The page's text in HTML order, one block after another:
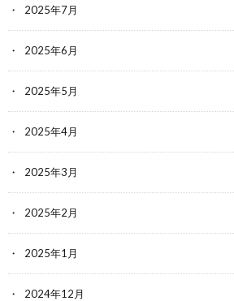
2025年7月
2025年6月
2025年5月
2025年4月
2025年3月
2025年2月
2025年1月
2024年12月